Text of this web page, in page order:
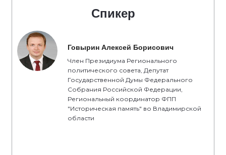
Спикер
Говырин Алексей Борисович
Член Президиума Регионального
политического совета, Депутат
Государственной Думы Федерального
Собрания Российской Федерации,
Региональный координатор ФПП
"Историческая память" во Владимирской
области